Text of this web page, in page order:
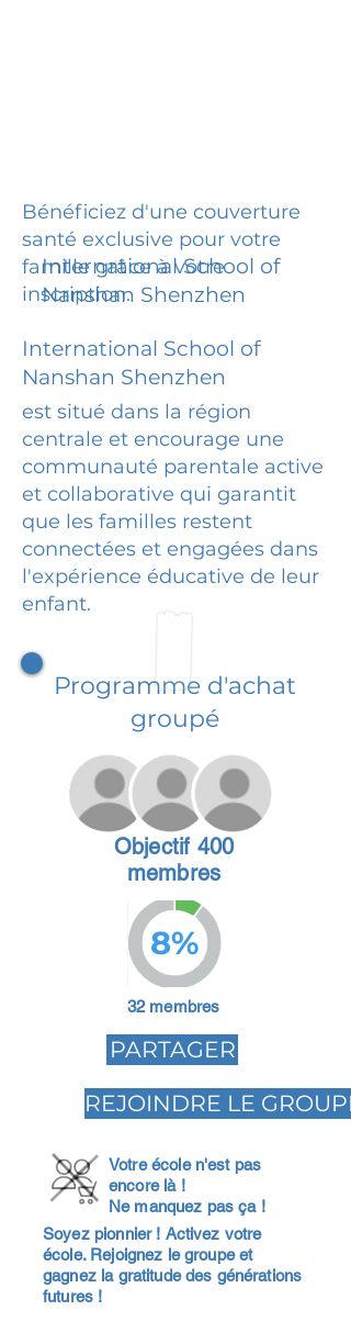
Bénéficiez d'une couverture
santé exclusive pour votre
famille grâce à votre
inscription.
International School of
Nanshan Shenzhen
International School of
Nanshan Shenzhen
est situé dans la région
centrale et encourage une
communauté parentale active
et collaborative qui garantit
que les familles restent
connectées et engagées dans
l'expérience éducative de leur
enfant.
Programme d'achat
groupé
Objectif 400
membres
8%
32 membres
PARTAGER
REJOINDRE LE GROUPE
Votre école n'est pas
encore là !
Ne manquez pas ça !
Soyez pionnier ! Activez votre
école. Rejoignez le groupe et
gagnez la gratitude des générations
futures !